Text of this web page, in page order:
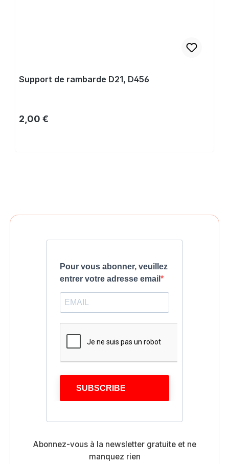
Support de rambarde D21, D456
Prix régulier :
2,00 €
Pour vous abonner, veuillez
entrer votre adresse email
SUBSCRIBE
Abonnez-vous à la newsletter gratuite et ne
manquez rien